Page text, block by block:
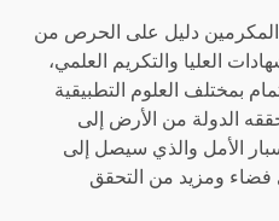
المكرمين دليل على الحرص من
العليا والتكريم العلمي،
بمختلف العلوم التطبيقية
الدولة من الأرض إلى
الأمل والذي سيصل إلى
فضاء ومزيد من التحقق